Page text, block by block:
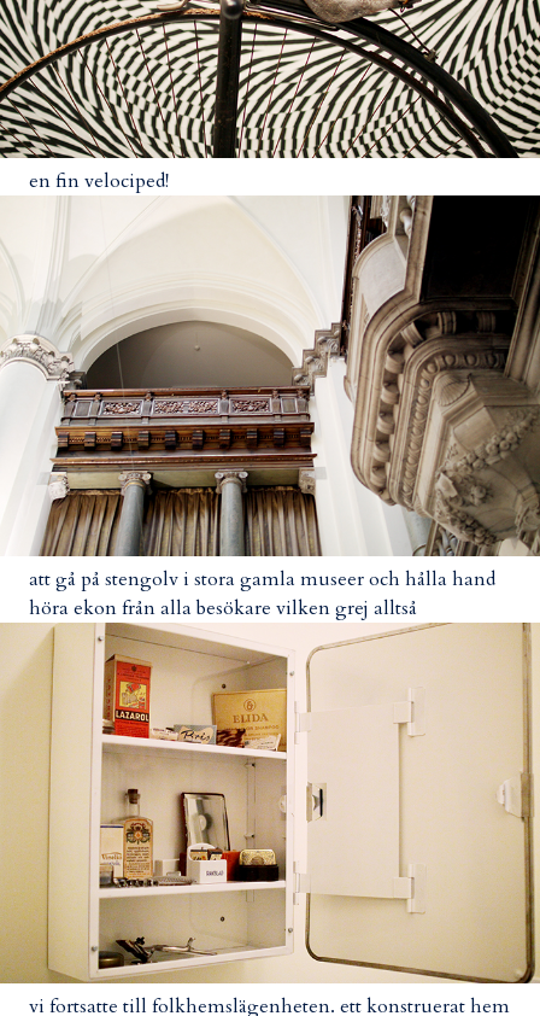
en fin velociped!
att gå på stengolv i stora gamla museer och hålla hand
höra ekon från alla besökare vilken grej alltså
vi fortsatte till folkhemslägenheten. ett konstruerat hem